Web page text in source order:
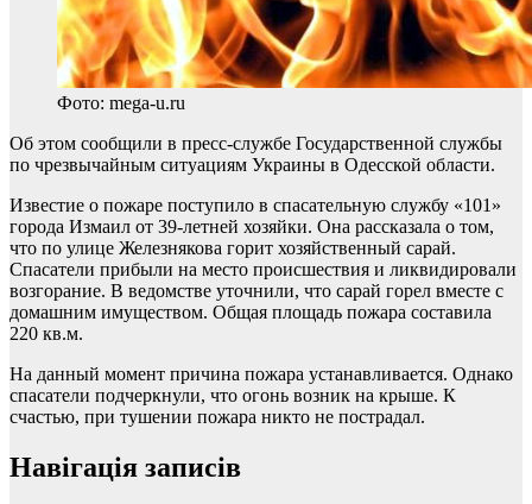
Фото: mega-u.ru
Об этом сообщили в пресс-службе Государственной службы
по чрезвычайным ситуациям Украины в Одесской области.
Известие о пожаре поступило в спасательную службу «101»
города Измаил от 39-летней хозяйки. Она рассказала о том,
что по улице Железнякова горит хозяйственный сарай.
Спасатели прибыли на место происшествия и ликвидировали
возгорание. В ведомстве уточнили, что сарай горел вместе с
домашним имуществом. Общая площадь пожара составила
220 кв.м.
На данный момент причина пожара устанавливается. Однако
спасатели подчеркнули, что огонь возник на крыше. К
счастью, при тушении пожара никто не пострадал.
Навігація записів